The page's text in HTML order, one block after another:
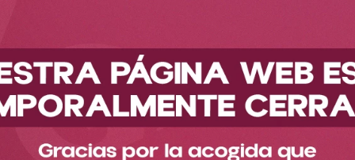
Atrás
Home Enlaces de interés